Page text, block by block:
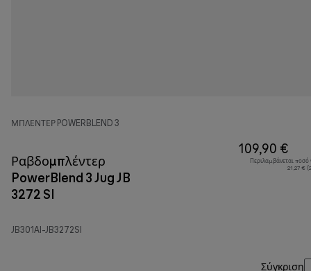
ΜΠΛΈΝΤΕΡ POWERBLEND 3
Ραβδομπλέντερ
PowerBlend 3 Jug JB
3272 SI
JB301AI-JB3272SI
109,90 €
Περιλαμβάνεται
21,27 €
Σύγκριση